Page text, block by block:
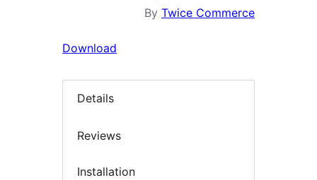
By Twice Commerce
Download
Details
Reviews
Installation